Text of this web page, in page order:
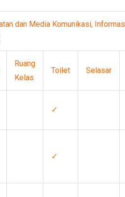
dan Media Komunikasi,
Ruang
Kelas
Toilet Selasar
✓
✓